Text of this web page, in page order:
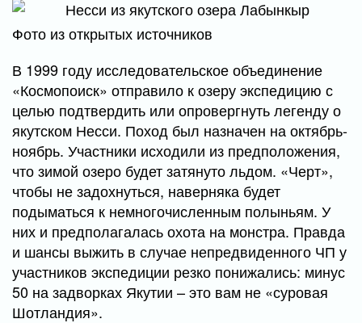
Фото из открытых источников
В 1999 году исследовательское объединение
«Космопоиск» отправило к озеру экспедицию с
целью подтвердить или опровергнуть легенду о
якутском Несси. Поход был назначен на октябрь-
ноябрь. Участники исходили из предположения,
что зимой озеро будет затянуто льдом. «Черт»,
чтобы не задохнуться, наверняка будет
подыматься к немногочисленным полыньям. У
них и предполагалась охота на монстра. Правда
и шансы выжить в случае непредвиденного ЧП у
участников экспедиции резко понижались: минус
50 на задворках Якутии – это вам не «суровая
Шотландия».